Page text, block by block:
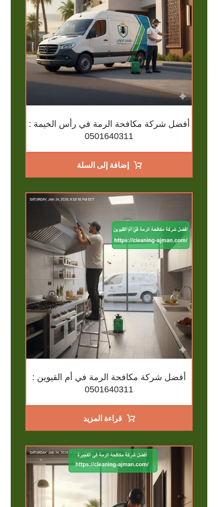
أفضل شركة مكافحة الرمة في رأس الخيمة :
0501640311
إضافة إلى السلة
أفضل شركة مكافحة الرمة في أم القيوين :
0501640311
قراءة المزيد